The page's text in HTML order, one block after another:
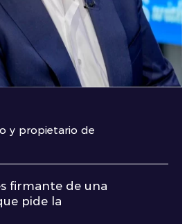
y propietario de
firmante de una
pide la